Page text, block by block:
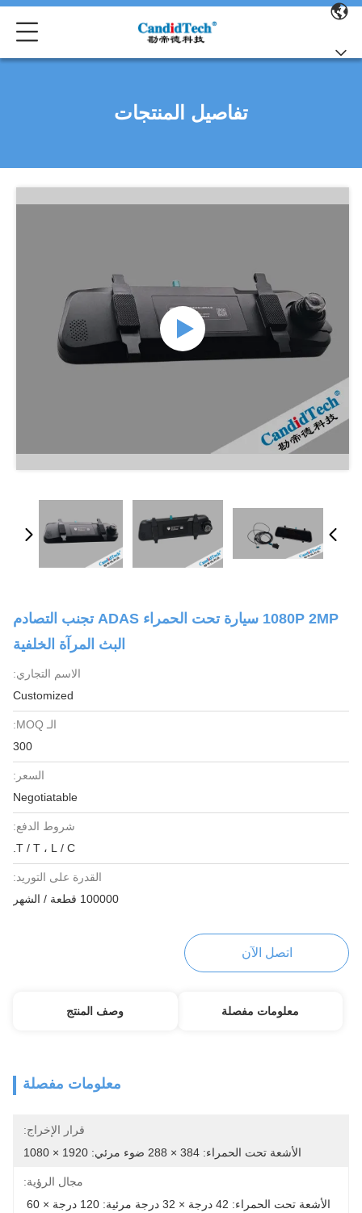
تفاصيل المنتجات
1080P 2MP سيارة تحت الحمراء ADAS تجنب التصادم
البث المرآة الخلفية
الاسم التجاري:
Customized
الـ MOQ:
300
السعر:
Negotiatable
شروط الدفع:
T / T ، L / C.
القدرة على التوريد:
100000 قطعة / الشهر
اتصل الآن
معلومات مفصلة وصف المنتج
معلومات مفصلة
قرار الإخراج:
الأشعة تحت الحمراء: 384 × 288 ضوء مرئي: 1920 × 1080
مجال الرؤية: